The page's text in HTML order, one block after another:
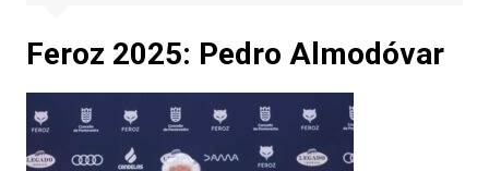
Feroz 2025: Pedro Almodóvar